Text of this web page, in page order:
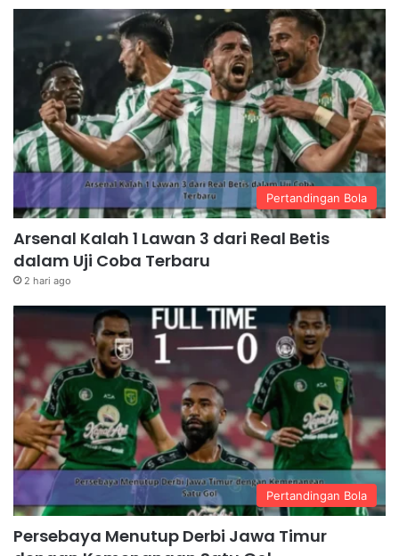
Pertandingan Bola
Arsenal Kalah 1 Lawan 3 dari Real Betis
dalam Uji Coba Terbaru
2 hari ago
Pertandingan Bola
Persebaya Menutup Derbi Jawa Timur